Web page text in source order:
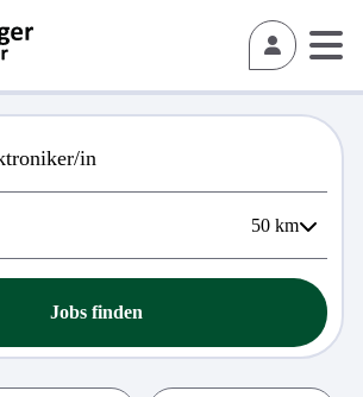
50 km
Jobs finden